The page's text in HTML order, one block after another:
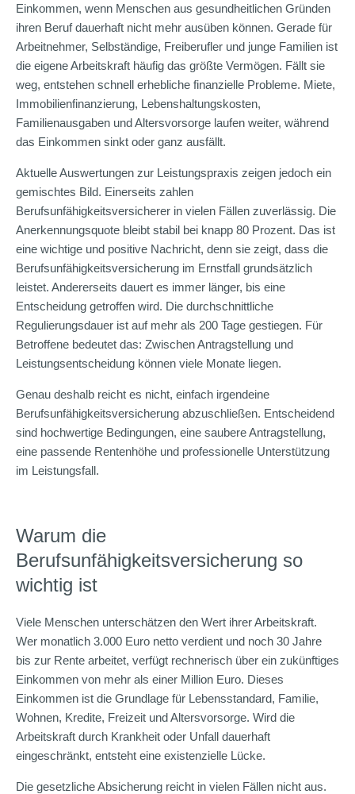
Einkommen, wenn Menschen aus gesundheitlichen Gründen
ihren Beruf dauerhaft nicht mehr ausüben können. Gerade für
Arbeitnehmer, Selbständige, Freiberufler und junge Familien ist
die eigene Arbeitskraft häufig das größte Vermögen. Fällt sie
weg, entstehen schnell erhebliche finanzielle Probleme. Miete,
Immobilienfinanzierung, Lebenshaltungskosten,
Familienausgaben und Altersvorsorge laufen weiter, während
das Einkommen sinkt oder ganz ausfällt.
Aktuelle Auswertungen zur Leistungspraxis zeigen jedoch ein
gemischtes Bild. Einerseits zahlen
Berufsunfähigkeitsversicherer in vielen Fällen zuverlässig. Die
Anerkennungsquote bleibt stabil bei knapp 80 Prozent. Das ist
eine wichtige und positive Nachricht, denn sie zeigt, dass die
Berufsunfähigkeitsversicherung im Ernstfall grundsätzlich
leistet. Andererseits dauert es immer länger, bis eine
Entscheidung getroffen wird. Die durchschnittliche
Regulierungsdauer ist auf mehr als 200 Tage gestiegen. Für
Betroffene bedeutet das: Zwischen Antragstellung und
Leistungsentscheidung können viele Monate liegen.
Genau deshalb reicht es nicht, einfach irgendeine
Berufsunfähigkeitsversicherung abzuschließen. Entscheidend
sind hochwertige Bedingungen, eine saubere Antragstellung,
eine passende Rentenhöhe und professionelle Unterstützung
im Leistungsfall.
Warum die
Berufsunfähigkeitsversicherung so
wichtig ist
Viele Menschen unterschätzen den Wert ihrer Arbeitskraft.
Wer monatlich 3.000 Euro netto verdient und noch 30 Jahre
bis zur Rente arbeitet, verfügt rechnerisch über ein zukünftiges
Einkommen von mehr als einer Million Euro. Dieses
Einkommen ist die Grundlage für Lebensstandard, Familie,
Wohnen, Kredite, Freizeit und Altersvorsorge. Wird die
Arbeitskraft durch Krankheit oder Unfall dauerhaft
eingeschränkt, entsteht eine existenzielle Lücke.
Die gesetzliche Absicherung reicht in vielen Fällen nicht aus.